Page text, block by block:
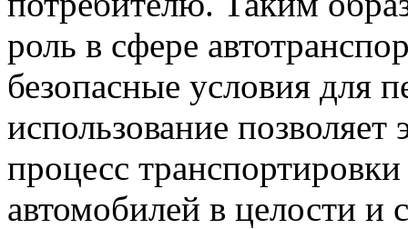
роль в сфере
безопасные условия для
использование
процесс
автомобилей в целости и